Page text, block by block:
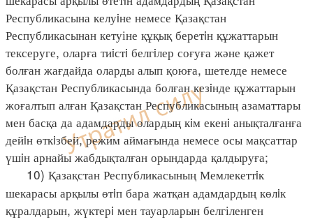
Республикасына келуiне немесе Қазақстан
Республикасынан кетуіне құқық беретiн құжаттарын
тексеруге, оларға тиiстi белгiлер соғуға және қажет
болған жағдайда оларды алып қоюға, шетелде немесе
Қазақстан Республикасында болған кезiнде құжаттарын
жоғалтып алған Қазақстан Республикасының азаматтары
мен басқа да адамдарды олардың кiм екенi анықталғанға
дейiн өткiзбей, режим аймағында немесе осы мақсаттар
үшiн арнайы жабдықталған орындарда қалдыруға;
10) Қазақстан Республикасының Мемлекеттiк
шекарасы арқылы өтiп бара жатқан адамдардың көлiк
құралдарын, жүктерi мен тауарларын белгіленген